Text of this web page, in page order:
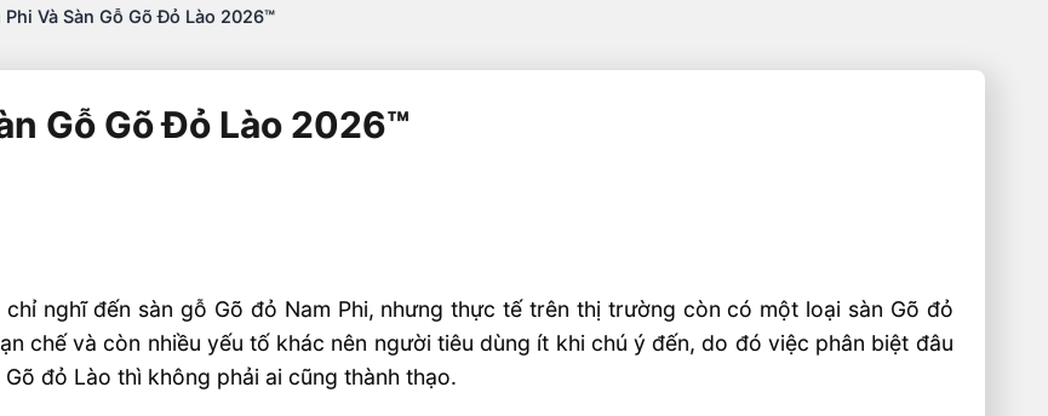
Và Sàn Gỗ Gõ Đỏ Lào 2026™
Gỗ Gõ Đỏ Lào 2026™
nghĩ đến sàn gỗ Gõ đỏ Nam Phi, nhưng thực tế trên thị trường còn có một loại sàn Gõ đỏ
chế và còn nhiều yếu tố khác nên người tiêu dùng ít khi chú ý đến, do đó việc phân biệt đâu
đỏ Lào thì không phải ai cũng thành thạo.